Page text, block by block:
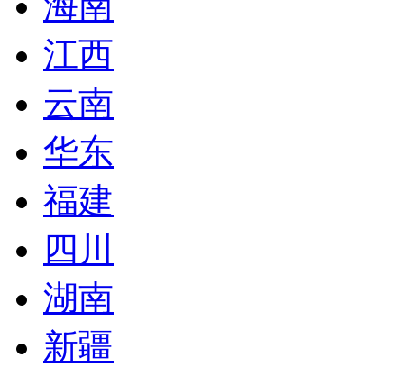
江西
云南
华东
福建
四川
湖南
新疆